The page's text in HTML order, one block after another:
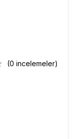
(0 incelemeler)